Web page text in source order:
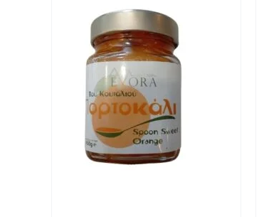
ΠΡΟΣΘΉΚΗ ΣΤΟ ΚΑΛΆΘΙ
ΛΕΠΤΟΜΈΡΕΙΕΣ